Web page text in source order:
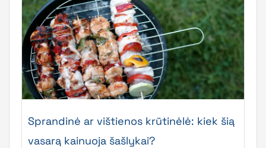
Sprandinė ar vištienos krūtinėlė: kiek šią
vasarą kainuoja šašlykai?